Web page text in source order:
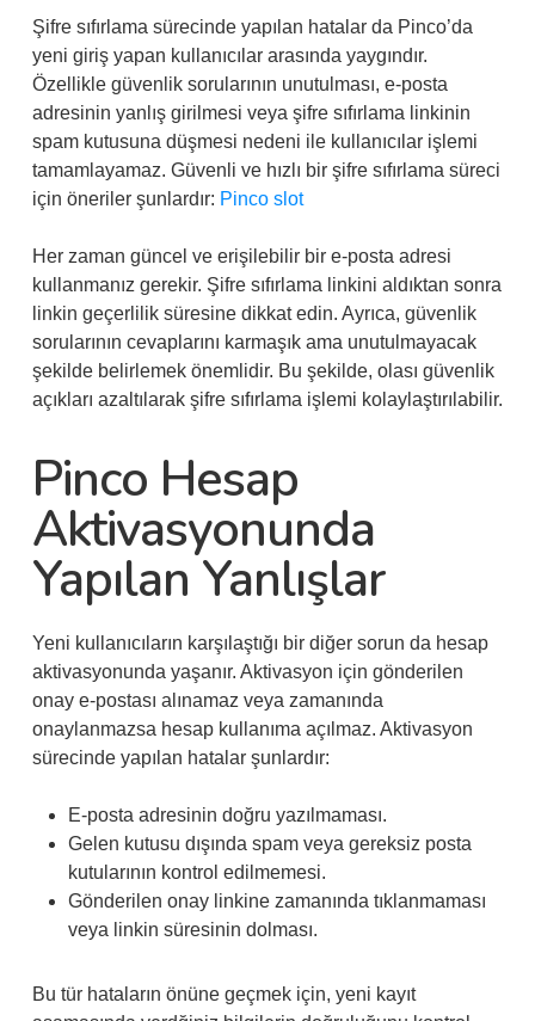
Şifre sıfırlama sürecinde yapılan hatalar da Pinco’da
yeni giriş yapan kullanıcılar arasında yaygındır.
Özellikle güvenlik sorularının unutulması, e-posta
adresinin yanlış girilmesi veya şifre sıfırlama linkinin
spam kutusuna düşmesi nedeni ile kullanıcılar işlemi
tamamlayamaz. Güvenli ve hızlı bir şifre sıfırlama süreci
için öneriler şunlardır: Pinco slot
Her zaman güncel ve erişilebilir bir e-posta adresi
kullanmanız gerekir. Şifre sıfırlama linkini aldıktan sonra
linkin geçerlilik süresine dikkat edin. Ayrıca, güvenlik
sorularının cevaplarını karmaşık ama unutulmayacak
şekilde belirlemek önemlidir. Bu şekilde, olası güvenlik
açıkları azaltılarak şifre sıfırlama işlemi kolaylaştırılabilir.
Pinco Hesap
Aktivasyonunda
Yapılan Yanlışlar
Yeni kullanıcıların karşılaştığı bir diğer sorun da hesap
aktivasyonunda yaşanır. Aktivasyon için gönderilen
onay e-postası alınamaz veya zamanında
onaylanmazsa hesap kullanıma açılmaz. Aktivasyon
sürecinde yapılan hatalar şunlardır:
E-posta adresinin doğru yazılmaması.
Gelen kutusu dışında spam veya gereksiz posta
kutularının kontrol edilmemesi.
Gönderilen onay linkine zamanında tıklanmaması
veya linkin süresinin dolması.
Bu tür hataların önüne geçmek için, yeni kayıt